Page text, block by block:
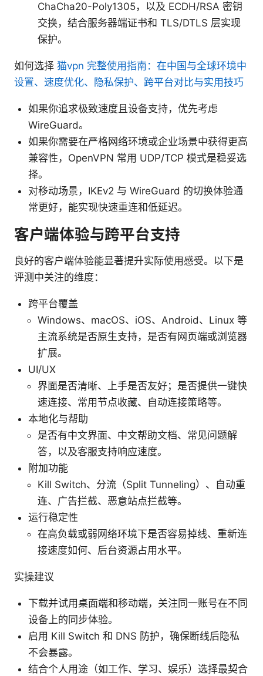
ChaCha20-Poly1305，以及 ECDH/RSA 密钥
交换，结合服务器端证书和 TLS/DTLS 层实现
保护。
如何选择 猫vpn 完整使用指南：在中国与全球环境中
设置、速度优化、隐私保护、跨平台对比与实用技巧
如果你追求极致速度且设备支持，优先考虑
WireGuard。
如果你需要在严格网络环境或企业场景中获得更高
兼容性，OpenVPN 常用 UDP/TCP 模式是稳妥选
择。
对移动场景，IKEv2 与 WireGuard 的切换体验通
常更好，能实现快速重连和低延迟。
客户端体验与跨平台支持
良好的客户端体验能显著提升实际使用感受。以下是
评测中关注的维度：
跨平台覆盖
Windows、macOS、iOS、Android、Linux 等
主流系统是否原生支持，是否有网页端或浏览器
扩展。
UI/UX
界面是否清晰、上手是否友好；是否提供一键快
速连接、常用节点收藏、自动连接策略等。
本地化与帮助
是否有中文界面、中文帮助文档、常见问题解
答，以及客服支持响应速度。
附加功能
Kill Switch、分流（Split Tunneling）、自动重
连、广告拦截、恶意站点拦截等。
运行稳定性
在高负载或弱网络环境下是否容易掉线、重新连
接速度如何、后台资源占用水平。
实操建议
下载并试用桌面端和移动端，关注同一账号在不同
设备上的同步体验。
启用 Kill Switch 和 DNS 防护，确保断线后隐私
不会暴露。
结合个人用途（如工作、学习、娱乐）选择最契合